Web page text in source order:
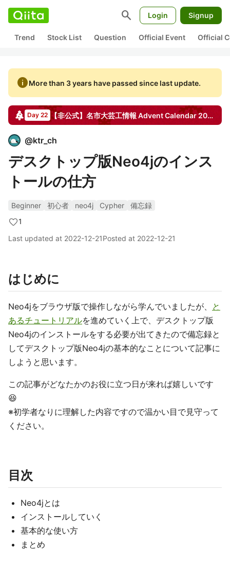
search Login Signup
Trend Stock List Question Official Event Official
infoMore than 3 years have passed since last update.
Day 22 【非公式】名市大芸工情報 Advent Calendar2022
@ktr_ch
デスクトップ版Neo4jのインス
トールの仕方
Beginner 初心者 neo4j Cypher
備忘録
1
Last updated at 2022-12-21Posted at 2022-12-21
はじめに
Neo4jをブラウザ版で操作しながら学んでいましたが、 と
あるチュートリアルを進めていく上で、デスクトップ版
Neo4jのインストールをする必要が出てきたので備忘録と
してデスクトップ版Neo4jの基本的なことについて記事に
しようと思います。
この記事がどなたかのお役に立つ日が来れば嬉しいです
😆
※初学者なりに理解した内容ですので温かい目で見守って
ください。
目次
Neo4jとは
インストールしていく
基本的な使い方
まとめ